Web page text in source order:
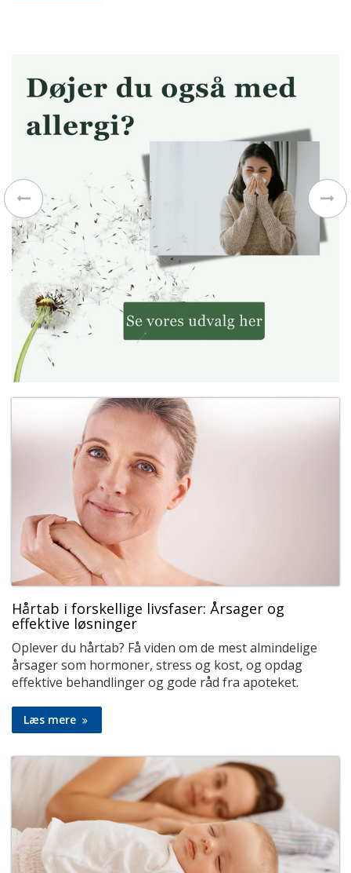
Hårtab i forskellige livsfaser: Årsager og
effektive løsninger
Oplever du hårtab? Få viden om de mest almindelige
årsager som hormoner, stress og kost, og opdag
effektive behandlinger og gode råd fra apoteket.
Læs mere